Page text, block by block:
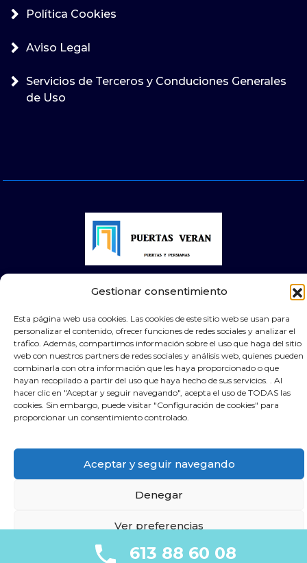
Gestionar consentimiento
Esta página web usa cookies. Las cookies de este sitio web se usan para
personalizar el contenido, ofrecer funciones de redes sociales y analizar el
tráfico. Además, compartimos información sobre el uso que haga del sitio
web con nuestros partners de redes sociales y análisis web, quienes pueden
combinarla con otra información que les haya proporcionado o que
hayan recopilado a partir del uso que haya hecho de sus servicios. . Al
hacer clic en "Aceptar y seguir navegando", acepta el uso de TODAS las
cookies. Sin embargo, puede visitar "Configuración de cookies" para
proporcionar un consentimiento controlado.
Aceptar y seguir navegando
Denegar
Ver preferencias
Política Cookies Política de privacidad Aviso Legal
Política Cookies
Aviso Legal
Servicios de Terceros y Conduciones Generales
de Uso
© 2025 Puertas Automáticas Zaragoza | Todos los
613 88 60 08